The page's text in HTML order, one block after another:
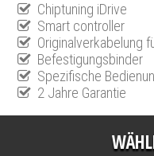
Chiptuning iDrive
Smart controller
Originalverkabelung
Befestigungsbinder
Spezifische
2 Jahre Garantie